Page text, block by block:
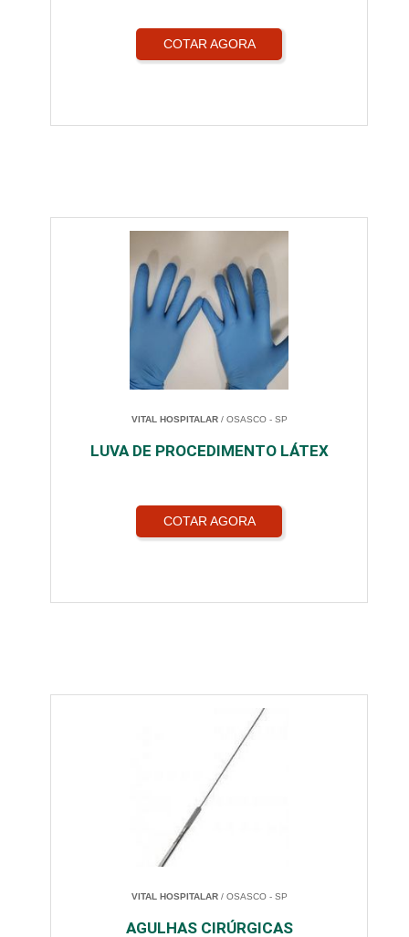
COTAR AGORA
VITAL HOSPITALAR/ OSASCO - SP
LUVA DE PROCEDIMENTO LÁTEX
COTAR AGORA
VITAL HOSPITALAR/ OSASCO - SP
AGULHAS CIRÚRGICAS